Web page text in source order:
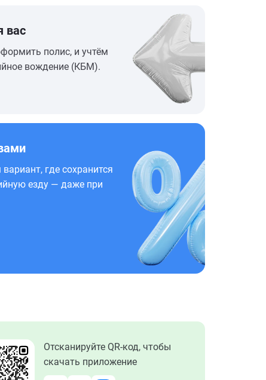
вас
полис, и учтём
вождение (КБМ).
где сохранится
езду — даже при
Отсканируйте QR-код, чтобы
скачать приложение